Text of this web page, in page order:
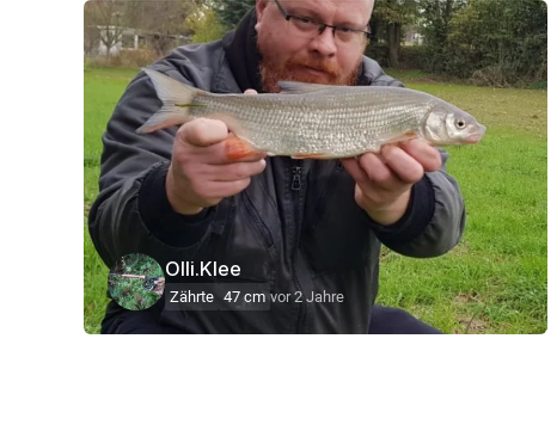
Olli.Klee
Zährte 47 cm vor 2 Jahre